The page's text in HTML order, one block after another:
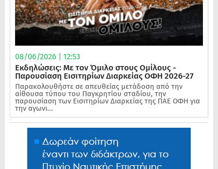
08/06/2026 | 12:53
Εκδηλώσεις: Με τον Όμιλο στους Ομίλους -
Παρουσίαση Εισιτηρίων Διαρκείας ΟΦΗ 2026-27
Παρακολουθήστε σε απευθείας μετάδοση από την
αίθουσα τύπου του Παγκρητίου σταδίου, την
παρουσίαση των Εισιτηρίων Διαρκείας της ΠΑΕ ΟΦΗ για
την αγωνι...